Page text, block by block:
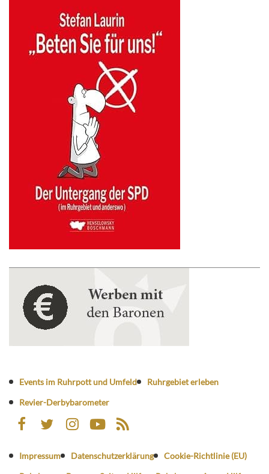
Events im Ruhrpott und Umfeld
Ruhrgebiet erleben
Revier-Derbybarometer
Impressum Datenschutzerklärung
Cookie-Richtlinie (EU)